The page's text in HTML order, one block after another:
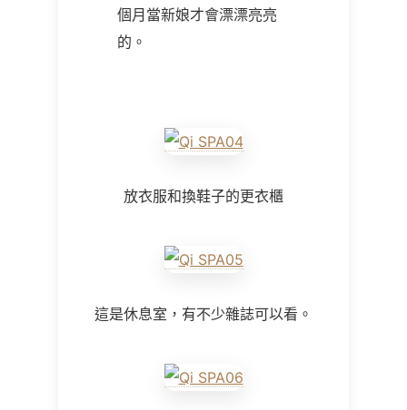
個月當新娘才會漂漂亮亮
的。
放衣服和換鞋子的更衣櫃
這是休息室，有不少雜誌可以看。